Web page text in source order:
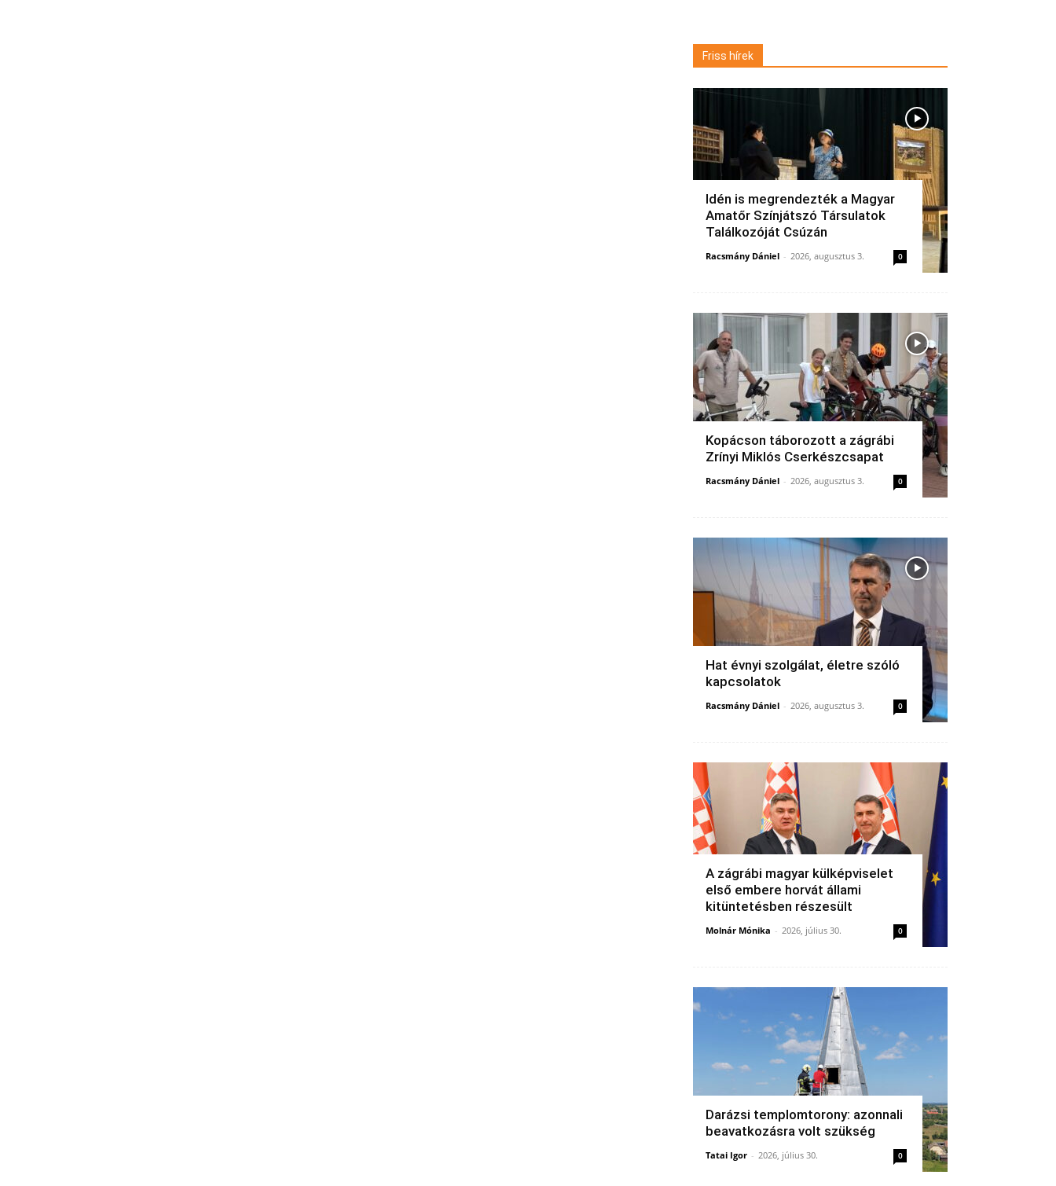
Friss hírek
Idén is megrendezték a Magyar
Amatőr Színjátszó Társulatok
Találkozóját Csúzán
Racsmány Dániel - 2026, augusztus 3. 0
Kopácson táborozott a zágrábi
Zrínyi Miklós Cserkészcsapat
Racsmány Dániel - 2026, augusztus 3. 0
Hat évnyi szolgálat, életre szóló
kapcsolatok
Racsmány Dániel - 2026, augusztus 3. 0
A zágrábi magyar külképviselet
első embere horvát állami
kitüntetésben részesült
Molnár Mónika - 2026, július 30. 0
Darázsi templomtorony: azonnali
beavatkozásra volt szükség
Tatai Igor - 2026, július 30. 0